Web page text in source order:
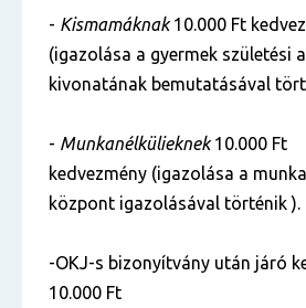
- Kismamáknak10.000 Ft
(igazolása a gyermek születési
kivonatának bemutatásával
- Munkanélkülieknek10.000 Ft
kedvezmény (igazolása a
központ igazolásával történik ).
-OKJ-s bizonyítvány után járó
10.000 Ft